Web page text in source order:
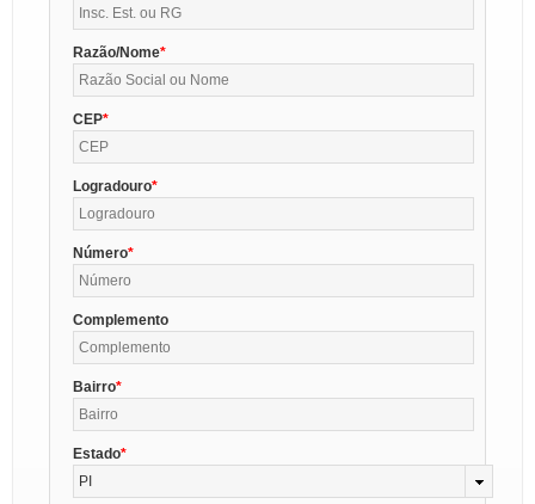
Razão/Nome
CEP
Logradouro
Número
Complemento
Bairro
Estado
PI